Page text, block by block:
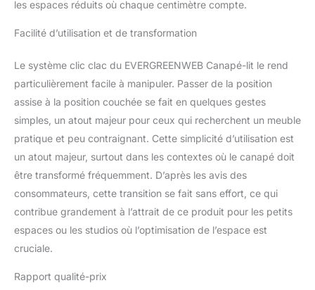
148 cm, profondeur 87
Dimensions du lit 160 cm
profondeur 87 cm,
hauteur 83 cm,version lit
simple fauteuil : largeur
84 cm ; longueur 191 cm
Mesures du fauteuil,
version lit double :
largeur 128 cm ; longueur
191 cm | Version fauteuil
lit mesures 140 cm :
191 cm
les espaces réduits où chaque centimètre compte.
Facilité d’utilisation et de transformation
Le système clic clac du EVERGREENWEB Canapé-lit le rend
particulièrement facile à manipuler. Passer de la position
assise à la position couchée se fait en quelques gestes
simples, un atout majeur pour ceux qui recherchent un meuble
pratique et peu contraignant. Cette simplicité d’utilisation est
un atout majeur, surtout dans les contextes où le canapé doit
être transformé fréquemment. D’après les avis des
consommateurs, cette transition se fait sans effort, ce qui
contribue grandement à l’attrait de ce produit pour les petits
espaces ou les studios où l’optimisation de l’espace est
cruciale.
Rapport qualité-prix